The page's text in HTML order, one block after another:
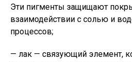
Эти пигменты защищают
взаимодействии с солью и
процессов;
— лак — связующий элемент,